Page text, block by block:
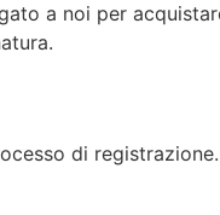
a noi per
di